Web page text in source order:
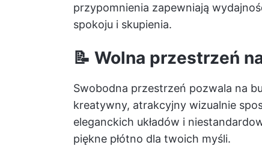
przypomnienia zapewniają
spokoju i skupienia.
📝 Wolna przestrzeń
Swobodna przestrzeń pozwala na
kreatywny, atrakcyjny wizualnie
eleganckich układów i
piękne płótno dla twoich myśli.